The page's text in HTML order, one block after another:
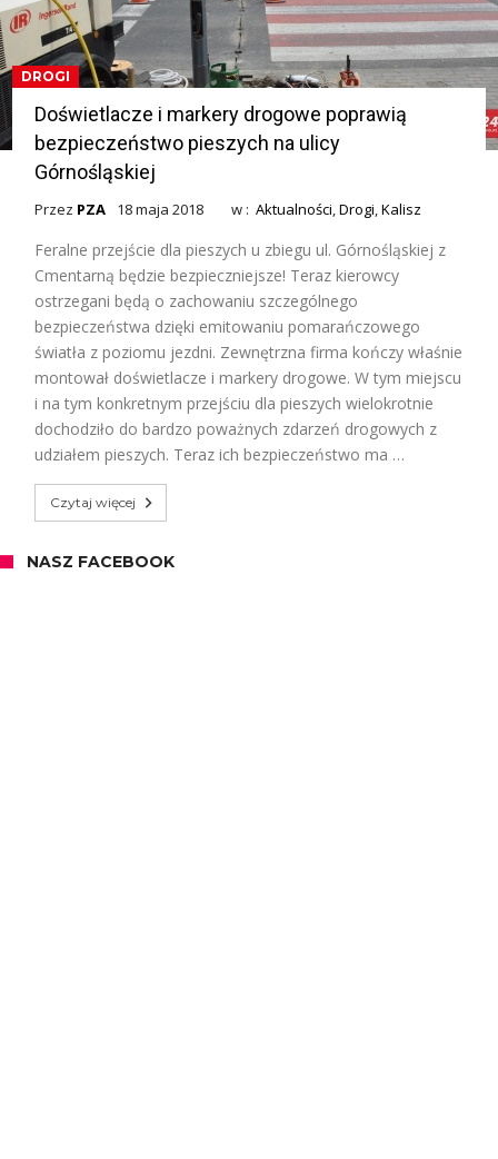
DROGI
Doświetlacze i markery drogowe poprawią
bezpieczeństwo pieszych na ulicy
Górnośląskiej
Przez PZA 18 maja 2018 w :Aktualności,Drogi,Kalisz
Feralne przejście dla pieszych u zbiegu ul. Górnośląskiej z
Cmentarną będzie bezpieczniejsze! Teraz kierowcy
ostrzegani będą o zachowaniu szczególnego
bezpieczeństwa dzięki emitowaniu pomarańczowego
światła z poziomu jezdni. Zewnętrzna firma kończy właśnie
montował doświetlacze i markery drogowe. W tym miejscu
i na tym konkretnym przejściu dla pieszych wielokrotnie
dochodziło do bardzo poważnych zdarzeń drogowych z
udziałem pieszych. Teraz ich bezpieczeństwo ma …
Czytaj więcej
NASZ FACEBOOK